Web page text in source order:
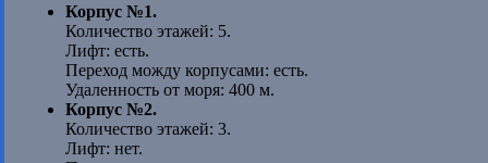
Корпус №1.
Количество этажей: 5.
Лифт: есть.
Переход можду корпусами: есть.
Удаленность от моря: 400 м.
Корпус №2.
Количество этажей: 3.
Лифт: нет.